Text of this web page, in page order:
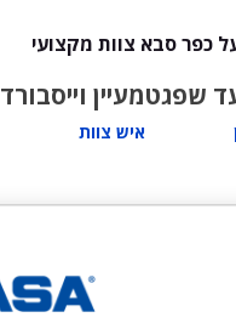
כפר סבא צוות מקצועי
שפגטמעיין וייסבורד
איש צוות